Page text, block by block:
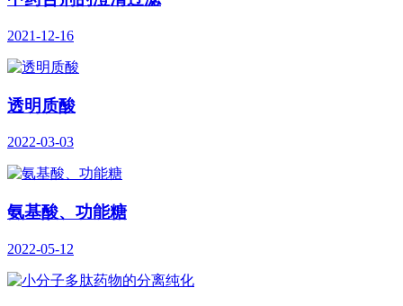
2021-12-16
透明质酸
2022-03-03
氨基酸、功能糖
2022-05-12